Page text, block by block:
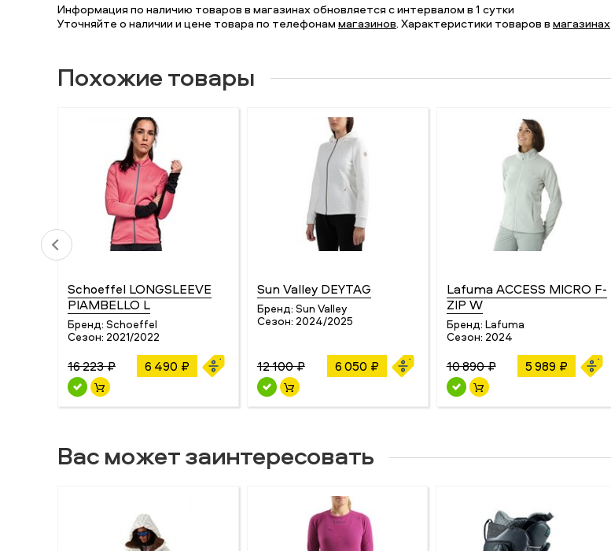
Информация по наличию товаров в магазинах обновляется с интервалом в 1 сутки
Уточняйте о наличии и цене товара по телефонаммагазинов. Характеристики товаров вмагазинах
Похожие товары
Schoeffel LONGSLEEVE
PIAMBELLO L
Бренд: Schoeffel
Сезон: 2021/2022
16 223 ₽ 6 490 ₽
Sun Valley DEYTAG
Бренд: Sun Valley
Сезон: 2024/2025
12 100 ₽ 6 050 ₽
Lafuma ACCESS MICRO F-
ZIP W
Бренд: Lafuma
Сезон: 2024
10 890 ₽ 5 989 ₽
Вас может заинтересовать